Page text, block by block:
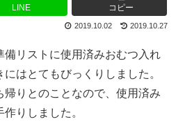
LINE コピー
2019.10.27
2019.10.02
リストに使用済みおむつ入れ
はとてもびっくりしました。
りとのことなので、使用済み
りしました。